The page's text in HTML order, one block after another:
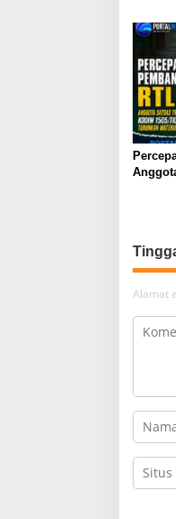
Aturan
Alamat